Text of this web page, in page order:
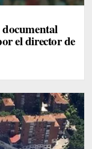
documental
el director de